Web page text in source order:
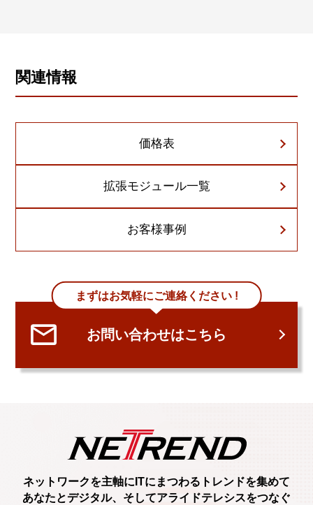
関連情報
価格表
拡張モジュール一覧
お客様事例
まずはお気軽にご連絡ください !
お問い合わせはこちら
ネットワークを主軸に ITにまつわるトレンドを集めて
あなたとデジタル、 そしてアライドテレシスをつなぐ